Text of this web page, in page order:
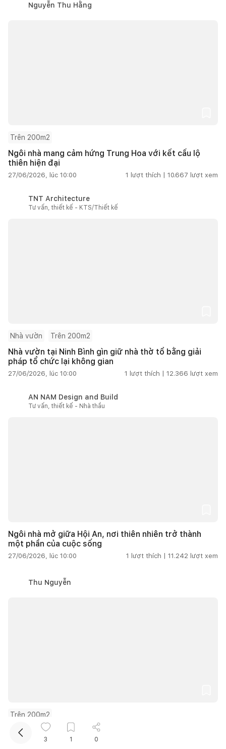
Nguyễn Thu Hằng
Trên 200m2
Ngôi nhà mang cảm hứng Trung Hoa với kết cấu lộ
thiên hiện đại
27/06/2026, lúc 10:00 1 lượt thích | 10.667 lượt xem
TNT Architecture
Tư vấn, thiết kế - KTS/Thiết kế
Nhà vườn Trên 200m2
Nhà vườn tại Ninh Bình gìn giữ nhà thờ tổ bằng giải
pháp tổ chức lại không gian
27/06/2026, lúc 10:00 1 lượt thích | 12.366 lượt xem
AN NAM Design and Build
Tư vấn, thiết kế - Nhà thầu
Ngôi nhà mở giữa Hội An, nơi thiên nhiên trở thành
một phần của cuộc sống
27/06/2026, lúc 10:00 1 lượt thích | 11.242 lượt xem
Thu Nguyễn
Trên 200m2
Cải tạo nhà 300 năm tuổi thành không gian sống hiện
đại giữa thiên nhiên
3 1 0